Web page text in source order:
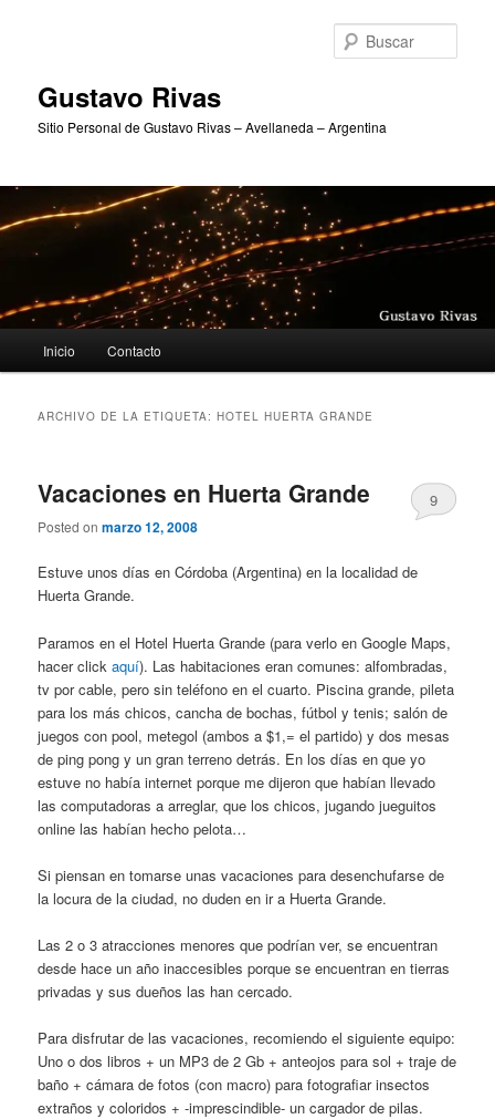
Gustavo Rivas
Sitio Personal de Gustavo Rivas – Avellaneda – Argentina
principal
Inicio Contacto
ARCHIVO DE LA ETIQUETA:HOTEL HUERTA GRANDE
Vacaciones en Huerta Grande
Posted onmarzo 12, 2008
9
Estuve unos días en Córdoba (Argentina) en la localidad de
Huerta Grande.
Paramos en el Hotel Huerta Grande (para verlo en Google Maps,
hacer clickaquí). Las habitaciones eran comunes: alfombradas,
tv por cable, pero sin teléfono en el cuarto. Piscina grande, pileta
para los más chicos, cancha de bochas, fútbol y tenis; salón de
juegos con pool, metegol (ambos a $1,= el partido) y dos mesas
de ping pong y un gran terreno detrás. En los días en que yo
estuve no había internet porque me dijeron que habían llevado
las computadoras a arreglar, que los chicos, jugando jueguitos
online las habían hecho pelota…
Si piensan en tomarse unas vacaciones para desenchufarse de
la locura de la ciudad, no duden en ir a Huerta Grande.
Las 2 o 3 atracciones menores que podrían ver, se encuentran
desde hace un año inaccesibles porque se encuentran en tierras
privadas y sus dueños las han cercado.
Para disfrutar de las vacaciones, recomiendo el siguiente equipo:
Uno o dos libros + un MP3 de 2 Gb + anteojos para sol + traje de
baño + cámara de fotos (con macro) para fotografiar insectos
extraños y coloridos + -imprescindible- un cargador de pilas.